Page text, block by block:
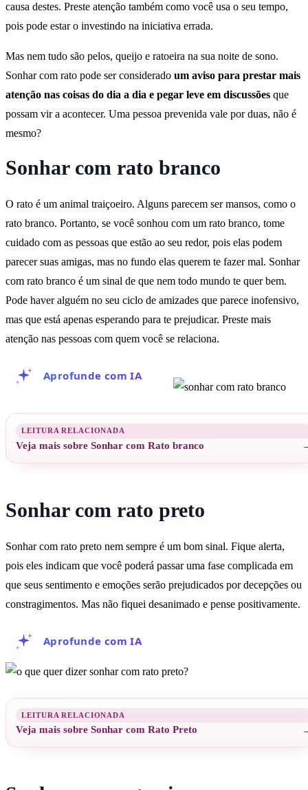
causa destes. Preste atenção também como você usa o seu tempo,
pois pode estar o investindo na iniciativa errada.
Mas nem tudo são pelos, queijo e ratoeira na sua noite de sono.
Sonhar com rato pode ser considerado um aviso para prestar mais
atenção nas coisas do dia a dia e pegar leve em discussões que
possam vir a acontecer. Uma pessoa prevenida vale por duas, não é
mesmo?
Sonhar com rato branco
O rato é um animal traiçoeiro. Alguns parecem ser mansos, como o
rato branco. Portanto, se você sonhou com um rato branco, tome
cuidado com as pessoas que estão ao seu redor, pois elas podem
parecer suas amigas, mas no fundo elas querem te fazer mal. Sonhar
com rato branco é um sinal de que nem todo mundo te quer bem.
Pode haver alguém no seu ciclo de amizades que parece inofensivo,
mas que está apenas esperando para te prejudicar. Preste mais
atenção nas pessoas com quem você se relaciona.
Aprofunde com IA
Veja mais sobre Sonhar com Rato branco
Sonhar com rato preto
Sonhar com rato preto nem sempre é um bom sinal. Fique alerta,
pois eles indicam que você poderá passar uma fase complicada em
que seus sentimento e emoções serão prejudicados por decepções ou
constragimentos. Mas não fiquei desanimado e pense positivamente.
Aprofunde com IA
Veja mais sobre Sonhar com Rato Preto